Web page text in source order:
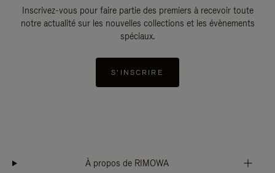
Inscrivez-vous pour faire partie des premiers à recevoir toute
notre actualité sur les nouvelles collections et les évènements
spéciaux.
S'INSCRIRE
À propos de RIMOWA